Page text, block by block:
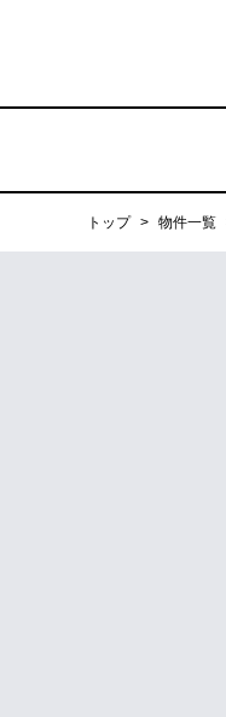
トップ > 物件一覧